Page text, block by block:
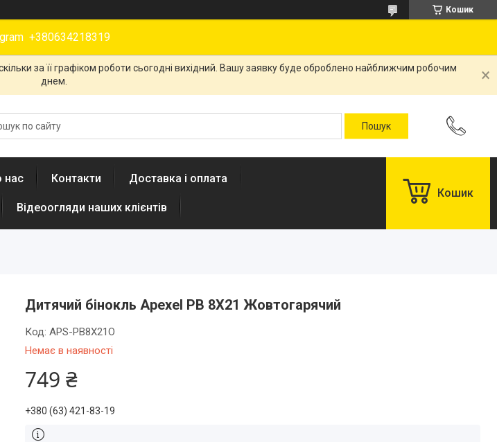
Кошик
+380634218319
за її графіком роботи сьогодні вихідний. Вашу заявку буде оброблено найближчим робочим
днем.
нас Контакти Доставка і оплата
Відеоогляди наших клієнтів
Кошик
Дитячий бінокль Apexel PB 8X21 Жовтогарячий
Немає в наявності
Код: APS-PB8X21O
749 ₴
+380 (63) 421-83-19